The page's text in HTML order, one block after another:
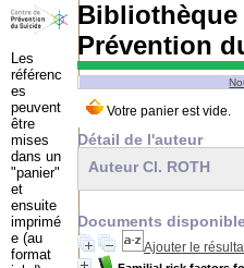
Bibliothèque
Prévention
Détail de l'auteur
Auteur Cl. ROTH
Documents
Ajouter le
Les
référenc
es
peuvent
être
mises
dans un
"panier"
et
ensuite
imprimé
e (au
format